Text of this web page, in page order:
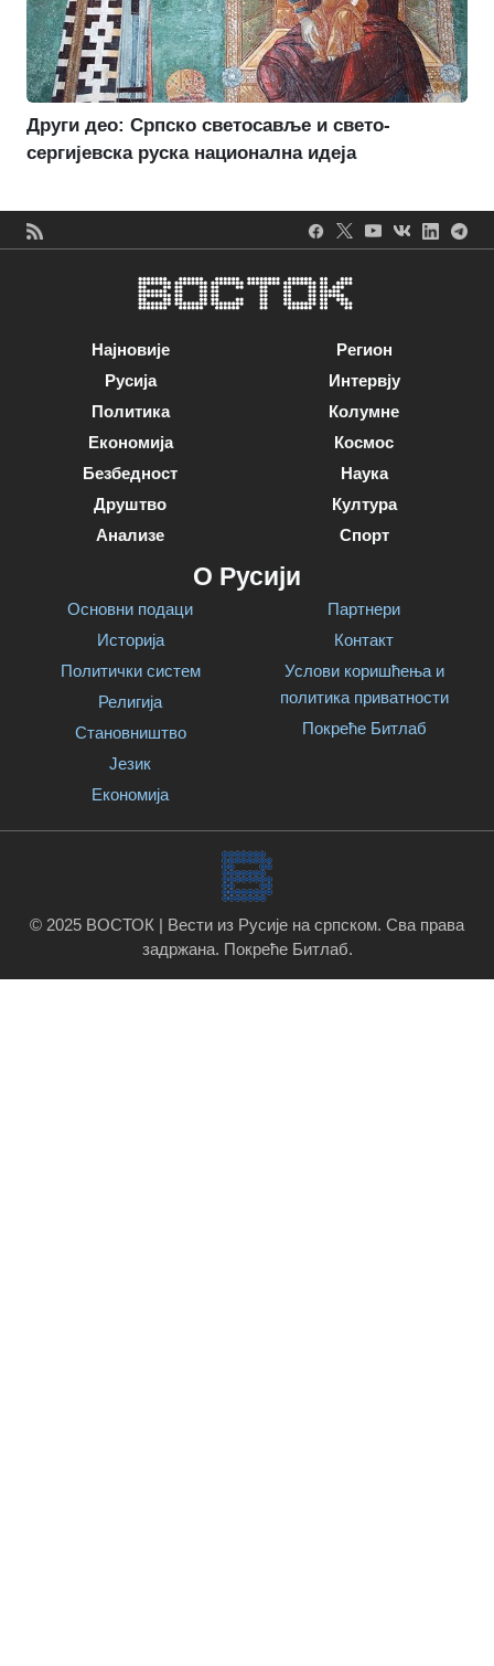
Други део: Српско светосавље и свето-
сергијевска руска национална идеја
Најновије
Русија
Политика
Економија
Безбедност
Друштво
Анализе
Регион
Интервју
Колумне
Космос
Наука
Култура
Спорт
О Русији
Основни подаци
Историја
Политички систем
Религија
Становништво
Језик
Економија
Партнери
Контакт
Услови коришћења и
политика приватности
Покреће Битлаб
© 2025 ВОСТОК | Вести из Русије на српском. Сва права
задржана. Покреће Битлаб.